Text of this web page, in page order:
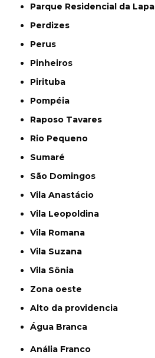
Parque Residencial da Lapa
Perdizes
Perus
Pinheiros
Pirituba
Pompéia
Raposo Tavares
Rio Pequeno
Sumaré
São Domingos
Vila Anastácio
Vila Leopoldina
Vila Romana
Vila Suzana
Vila Sônia
Zona oeste
alto da providencia
Água Branca
Anália Franco